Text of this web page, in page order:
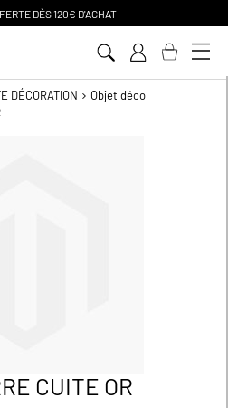
PAIEMENT EN 3 SANS FRAIS
DÉCORATION
Objet déco
CUITE OR